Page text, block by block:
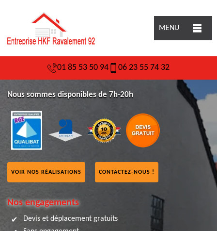
MENU
01 85 53 50 94 06 23 55 74 32
Nous sommes disponibles de 7h-20h
VOIR NOS RÉALISATIONS CONTACTEZ-NOUS !
Nos engagements
Devis et déplacement gratuits